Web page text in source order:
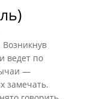
Возникнув
ведет по
—
замечать.